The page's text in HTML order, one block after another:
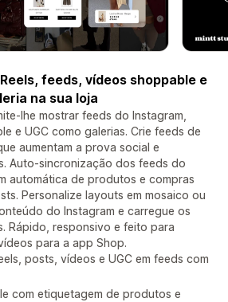
feeds, vídeos shoppable e
na sua loja
lhe mostrar feeds do Instagram,
e UGC como galerias. Crie feeds de
aumentam a prova social e
Auto-sincronização dos feeds do
automática de produtos e compras
Personalize layouts em mosaico ou
do Instagram e carregue os
Rápido, responsivo e feito para
para a app Shop.
posts, vídeos e UGC em feeds com
com etiquetagem de produtos e